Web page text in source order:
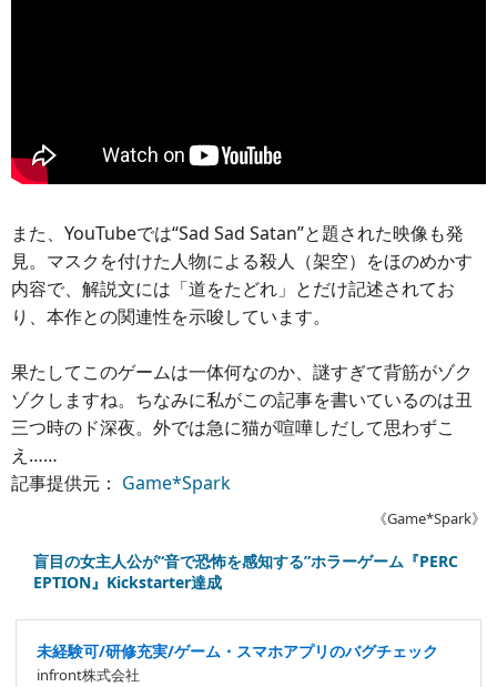
また、YouTubeでは“Sad Sad Satan”と題された映像も発
見。マスクを付けた人物による殺人（架空）をほのめかす
内容で、解説文には「道をたどれ」とだけ記述されてお
り、本作との関連性を示唆しています。
果たしてこのゲームは一体何なのか、謎すぎて背筋がゾク
ゾクしますね。ちなみに私がこの記事を書いているのは丑
三つ時のド深夜。外では急に猫が喧嘩しだして思わずこ
え……
記事提供元： Game*Spark
《Game*Spark》
盲目の女主人公が“音で恐怖を感知する”ホラーゲーム『PERC
EPTION』Kickstarter達成
未経験可/研修充実/ゲーム・スマホアプリのバグチェック
infront株式会社